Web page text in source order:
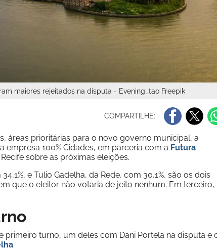
maiores rejeitados na disputa - Evening_tao Freepik
COMPARTILHE:
áreas prioritárias para o novo governo municipal, a
100% Cidades, em parceria com a Futura
sobre as próximas eleições.
e Tulio Gadelha, da Rede, com 30,1%, são os dois
que o eleitor não votaria de jeito nenhum. Em terceiro,
turno, um deles com Dani Portela na disputa e
.